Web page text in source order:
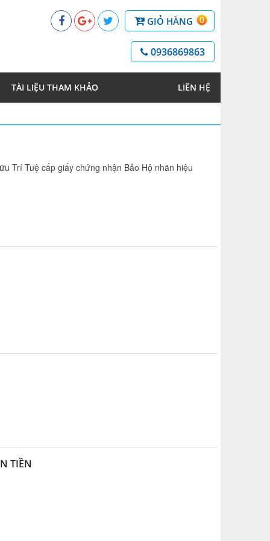
GIỎ HÀNG 0
0936869863
TÀI LIỆU THAM KHẢO LIÊN HỆ
Trí Tuệ cấp giấy chứng nhận Bảo Hộ nhãn hiệu
TIỀN